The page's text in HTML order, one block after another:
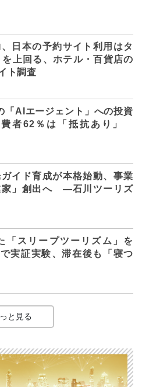
日本の予約サイト利用はタ
上回る、ホテル・百貨店の
ト調査
「AIエージェント」への投資
者62％は「抵抗あり」
イド育成が本格始動、事業
家」創出へ ―石川ツーリズ
「スリープツーリズム」を
実証実験、滞在後も「寝つ
と見る